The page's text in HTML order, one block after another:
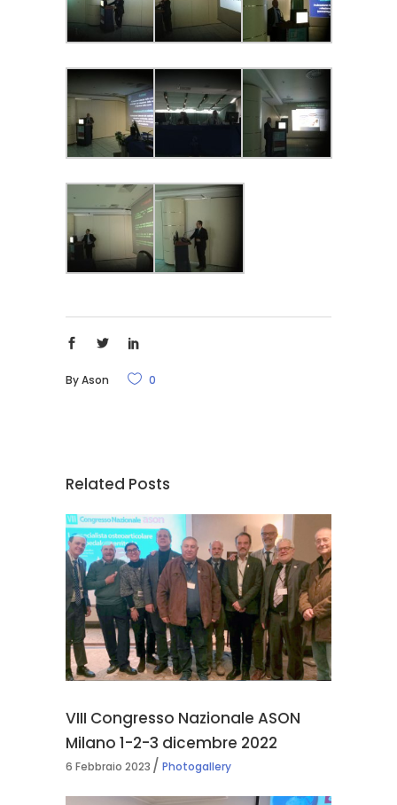
ByAson 0
Related Posts
VIII Congresso Nazionale ASON
Milano 1-2-3 dicembre 2022
6 Febbraio 2023 Photogallery